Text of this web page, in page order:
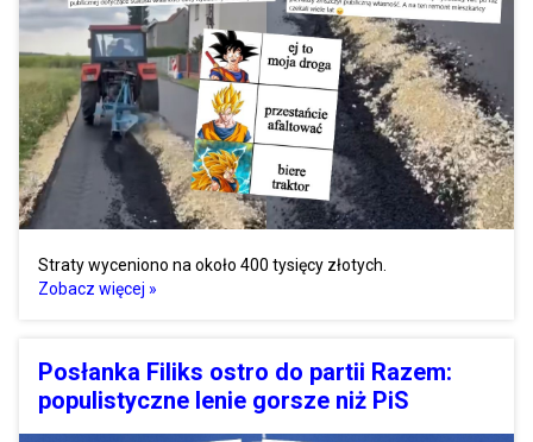
Straty wyceniono na około 400 tysięcy złotych.
Zobacz więcej »
Posłanka Filiks ostro do partii Razem:
populistyczne lenie gorsze niż PiS